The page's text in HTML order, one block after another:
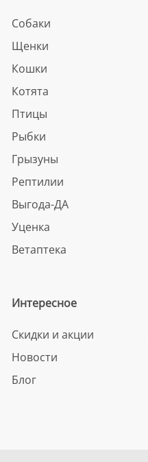
Собаки
Щенки
Кошки
Котята
Птицы
Рыбки
Грызуны
Рептилии
Выгода-ДА
Уценка
Ветаптека
Интересное
Скидки и акции
Новости
Блог